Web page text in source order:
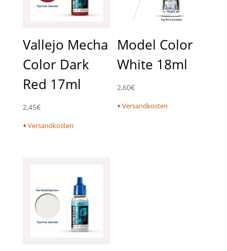
Vallejo Mecha
Color Dark
Red 17ml
2,45€
+Versandkosten
Model Color
White 18ml
2,60€
+Versandkosten